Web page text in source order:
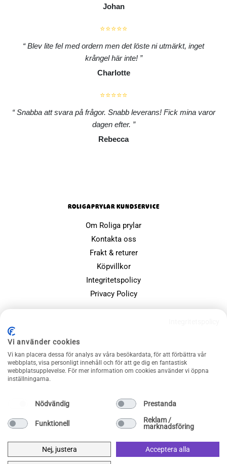
Johan
⭐⭐⭐⭐⭐
Blev lite fel med ordern men det löste ni utmärkt, inget
krångel här inte!
Charlotte
⭐⭐⭐⭐⭐
Snabba att svara på frågor. Snabb leverans! Fick mina varor
dagen efter.
Rebecca
ROLIGAPRYLAR KUNDSERVICE
Om Roliga prylar
Kontakta oss
Frakt & returer
Köpvillkor
Integritetspolicy
Privacy Policy
Julklappsspelet
Merchandise
Vi använder cookies
Vi kan placera dessa för analys av våra besökardata, för att förbättra vår
webbplats, visa personligt innehåll och för att ge dig en fantastisk
webbplatsupplevelse. För mer information om cookies använder vi öppna
inställningarna.
Nödvändig Prestanda
Funktionell
Reklam /
marknadsföring
Nej, justera Acceptera alla